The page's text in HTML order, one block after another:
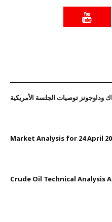
وداوجونز توصيات الجلسة الأمريكية
Market Analysis for 24 April
Crude Oil Technical Analysis